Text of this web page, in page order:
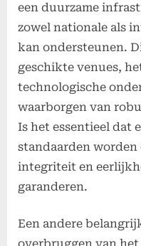
een duurzame
zowel nationale als
kan ondersteunen.
geschikte venues,
technologische
waarborgen van
Is het essentieel dat
standaarden
integriteit en
garanderen.
Een andere